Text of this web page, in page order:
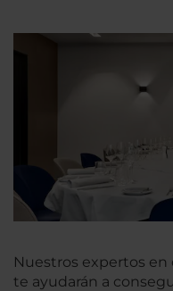
Nuestros expertos en
te ayudarán a